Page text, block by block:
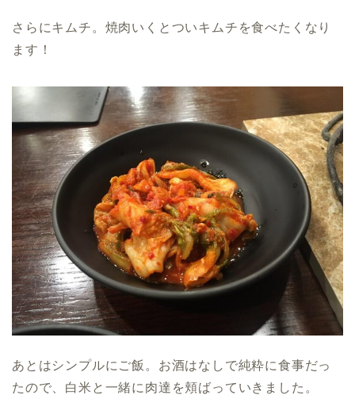
さらにキムチ。焼肉いくとついキムチを食べたくなり
ます！
あとはシンプルにご飯。お酒はなしで純粋に食事だっ
たので、白米と一緒に肉達を頬ばっていきました。